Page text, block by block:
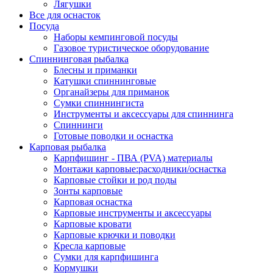
Лягушки
Все для оснасток
Посуда
Наборы кемпинговой посуды
Газовое туристическое оборудование
Спиннинговая рыбалка
Блесны и приманки
Катушки спиннинговые
Органайзеры для приманок
Сумки спиннингиста
Инструменты и аксессуары для спиннинга
Спиннинги
Готовые поводки и оснастка
Карповая рыбалка
Карпфишинг - ПВА (PVA) материалы
Монтажи карповые:расходники/оснастка
Карповые стойки и род поды
Зонты карповые
Карповая оснастка
Карповые инструменты и аксессуары
Карповые кровати
Карповые крючки и поводки
Кресла карповые
Сумки для карпфишинга
Кормушки